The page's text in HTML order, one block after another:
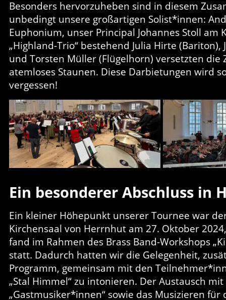
Besonders hervorzuheben sind in diesem
unbedingt unsere großartigen Solist*innen:
Euphonium, unser Principal Johannes Stoll am
„Highland-Trio“ bestehend Julia Hirte (Bariton),
und Torsten Müller (Flügelhorn) versetzten die
atemloses Staunen. Diese Darbietungen wird
vergessen!
Ein besonderer Abschluss in
Ein kleiner Höhepunkt unserer Tournee war
Kirchensaal von Herrnhut am 27. Oktober
fand im Rahmen des Brass Band-Workshops
statt. Dadurch hatten wir die Gelegenheit,
Programm, gemeinsam mit den
„Stal Himmel“ zu intonieren. Der Austausch
„Gastmusiker*innen“ sowie das Musizieren für